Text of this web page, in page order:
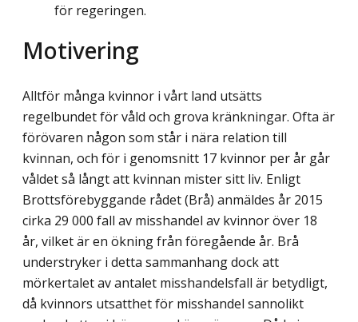
för regeringen.
Motivering
Alltför många kvinnor i vårt land utsätts
regelbundet för våld och grova kränkningar. Ofta är
förövaren någon som står i nära relation till
kvinnan, och för i genomsnitt 17 kvinnor per år går
våldet så långt att kvinnan mister sitt liv. Enligt
Brottsförebyggande rådet (Brå) anmäldes år 2015
cirka 29 000 fall av misshandel av kvinnor över 18
år, vilket är en ökning från föregående år. Brå
understryker i detta sammanhang dock att
mörkertalet av antalet misshandelsfall är betydligt,
då kvinnors utsatthet för misshandel sannolikt